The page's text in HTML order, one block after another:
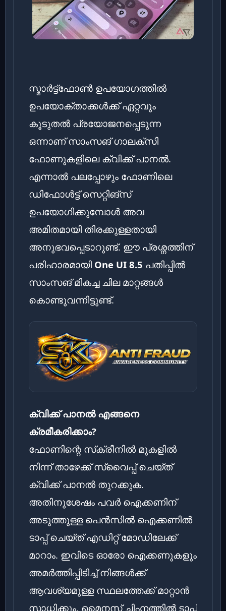
സ്മാർട്ട്ഫോൺ ഉപയോഗത്തിൽ
ഉപയോക്താക്കൾക്ക് ഏറ്റവും
കൂടുതൽ പ്രയോജനപ്പെടുന്ന
ഒന്നാണ് സാംസങ് ഗാലക്‌സി
ഫോണുകളിലെ ക്വിക്ക് പാനൽ.
എന്നാൽ പലപ്പോഴും ഫോണിലെ
ഡിഫോൾട്ട് സെറ്റിങ്‌സ്
ഉപയോഗിക്കുമ്പോൾ അവ
അമിതമായി തിരക്കുള്ളതായി
അനുഭവപ്പെടാറുണ്ട്. ഈ പ്രശ്നത്തിന്
പരിഹാരമായി One UI 8.5 പതിപ്പിൽ
സാംസങ് മികച്ച ചില മാറ്റങ്ങൾ
കൊണ്ടുവന്നിട്ടുണ്ട്.
ക്വിക്ക് പാനൽ എങ്ങനെ
ക്രമീകരിക്കാം?
ഫോണിന്റെ സ്‌ക്രീനിൽ മുകളിൽ
നിന്ന് താഴേക്ക് സ്വൈപ്പ് ചെയ്ത്
ക്വിക്ക് പാനൽ തുറക്കുക.
അതിനുശേഷം പവർ ഐക്കണിന്
അടുത്തുള്ള പെൻസിൽ ഐക്കണിൽ
ടാപ്പ് ചെയ്ത് എഡിറ്റ് മോഡിലേക്ക്
മാറാം. ഇവിടെ ഓരോ ഐക്കണുകളും
അമർത്തിപ്പിടിച്ച് നിങ്ങൾക്ക്
ആവശ്യമുള്ള സ്ഥലത്തേക്ക് മാറ്റാൻ
സാധിക്കും. മൈനസ് ചിഹ്നത്തിൽ ടാപ്പ്